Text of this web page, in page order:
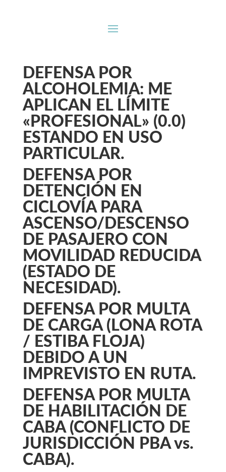
DEFENSA POR
ALCOHOLEMIA: ME
APLICAN EL LÍMITE
«PROFESIONAL» (0.0)
ESTANDO EN USO
PARTICULAR.
DEFENSA POR
DETENCIÓN EN
CICLOVÍA PARA
ASCENSO/DESCENSO
DE PASAJERO CON
MOVILIDAD REDUCIDA
(ESTADO DE
NECESIDAD).
DEFENSA POR MULTA
DE CARGA (LONA ROTA
/ ESTIBA FLOJA)
DEBIDO A UN
IMPREVISTO EN RUTA.
DEFENSA POR MULTA
DE HABILITACIÓN DE
CABA (CONFLICTO DE
JURISDICCIÓN PBA vs.
CABA).